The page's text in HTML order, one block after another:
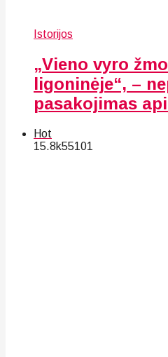
Istorijos
„Vieno vyro
ligoninėje“, –
pasakojimas
Hot
15.8k55101